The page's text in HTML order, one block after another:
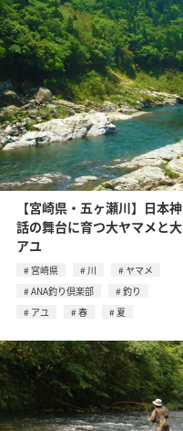
【宮崎県・五ヶ瀬川】日本神
話の舞台に育つ大ヤマメと大
アユ
宮崎県 川
ヤマメ
ANA釣り倶楽部
釣り
アユ
春 夏